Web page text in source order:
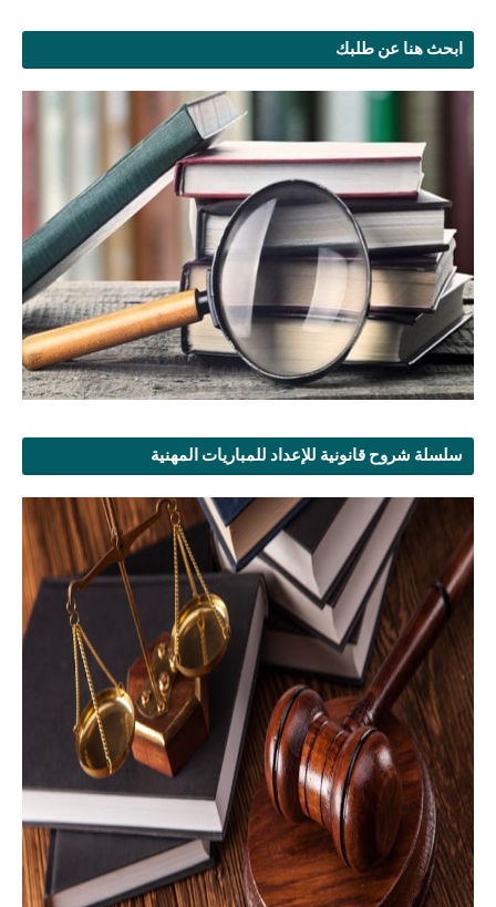
ابحث هنا عن طلبك
سلسلة شروح قانونية للإعداد للمباريات المهنية